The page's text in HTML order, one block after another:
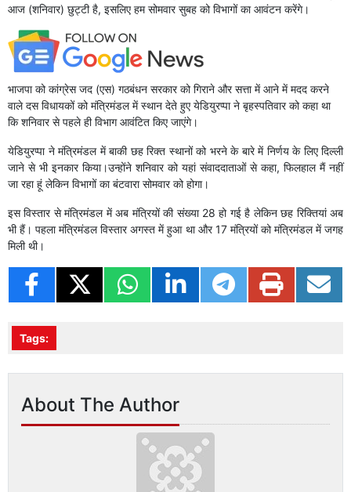
आज (शनिवार) छुट्टी है, इसलिए हम सोमवार सुबह को विभागों का आवंटन करेंगे।
भाजपा को कांग्रेस जद (एस) गठबंधन सरकार को गिराने और सत्ता में आने में मदद करने
वाले दस विधायकों को मंत्रिमंडल में स्थान देते हुए येडियुरप्पा ने बृहस्पतिवार को कहा था
कि शनिवार से पहले ही विभाग आवंटित किए जाएंगे।
येडियुरप्पा ने मंत्रिमंडल में बाकी छह रिक्त स्थानों को भरने के बारे में निर्णय के लिए दिल्ली
जाने से भी इनकार किया।उन्होंने शनिवार को यहां संवाददाताओं से कहा, फिलहाल मैं नहीं
जा रहा हूं लेकिन विभागों का बंटवारा सोमवार को होगा।
इस विस्तार से मंत्रिमंडल में अब मंत्रियों की संख्या 28 हो गई है लेकिन छह रिक्तियां अब
भी हैं। पहला मंत्रिमंडल विस्तार अगस्त में हुआ था और 17 मंत्रियों को मंत्रिमंडल में जगह
मिली थी।
Tags:
About The Author